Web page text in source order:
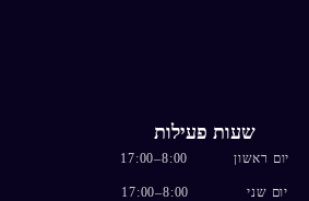
שעות פעילות
יום ראשון 8:00–17:00
יום שני 8:00–17:00